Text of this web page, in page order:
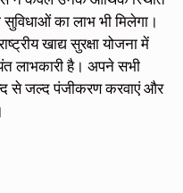
का लाभ भी मिलेगा।
खाद्य सुरक्षा योजना में
लाभकारी है। अपने सभी
से जल्द पंजीकरण करवाएं और